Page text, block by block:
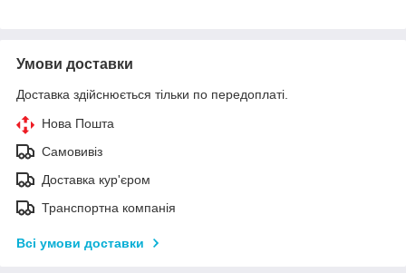
Умови доставки
Доставка здійснюється тільки по передоплаті.
Нова Пошта
Самовивіз
Доставка кур'єром
Транспортна компанія
Всі умови доставки